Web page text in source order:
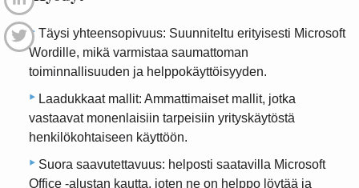
Täysi yhteensopivuus: Suunniteltu erityisesti Microsoft
Wordille, mikä varmistaa saumattoman
toiminnallisuuden ja helppokäyttöisyyden.
Laadukkaat mallit: Ammattimaiset mallit, jotka
vastaavat monenlaisiin tarpeisiin yrityskäytöstä
henkilökohtaiseen käyttöön.
Suora saavutettavuus: helposti saatavilla Microsoft
Office -alustan kautta, joten ne on helppo löytää ja